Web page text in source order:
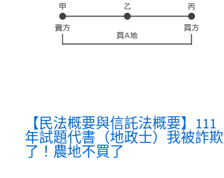
【民法概要與信託法概要】111
年試題代書（地政士）我被詐欺
了！農地不買了